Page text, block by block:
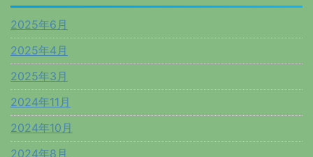
2025年6月
2025年4月
2025年3月
2024年11月
2024年10月
2024年8月